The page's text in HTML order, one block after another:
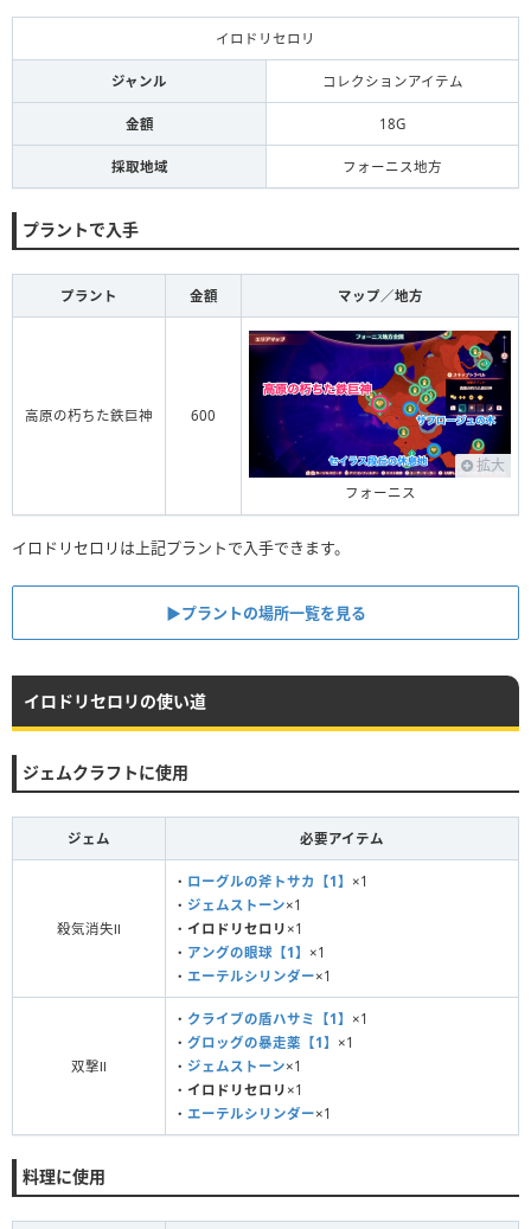
イロドリセロリ
ジャンル コレクションアイテム
金額 18G
採取地域 フォーニス地方
プラントで入手
プラント 金額 マップ／地方
高原の朽ちた鉄巨神 600
拡大
フォーニス
イロドリセロリは上記プラントで入手できます。
▶︎プラントの場所一覧を見る
イロドリセロリの使い道
ジェムクラフトに使用
ジェム 必要アイテム
殺気消失Ⅱ
・ ローグルの斧トサカ【1】 ×1
・ ジェムストーン×1
・ イロドリセロリ ×1
・ アングの眼球【1】 ×1
・ エーテルシリンダー×1
双撃Ⅱ
・ クライブの盾ハサミ【1】 ×1
・ グロッグの暴走薬【1】 ×1
・ ジェムストーン×1
・ イロドリセロリ ×1
・ エーテルシリンダー×1
料理に使用